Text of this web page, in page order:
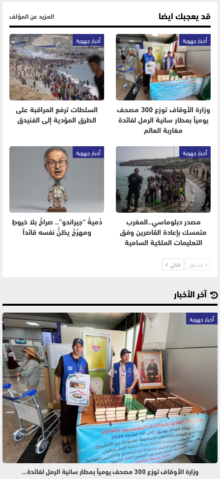
قد يعجبك ايضا المزيد عن المؤلف
أخبار جهوية
وزارة الأوقاف توزع 300 مصحف
يومياً بمطار سانية الرمل لفائدة
مغاربة العالم
أخبار جهوية
السلطات ترفع المراقبة على
الطرق المؤدية إلى الفنيدق
أخبار جهوية
مصدر دبلوماسي..المغرب
متمسك بإعادة القاصرين وفق
التعليمات الملكية السامية
أخبار جهوية
دُميةُ “جيراندو”.. صراخٌ بلا خيوطٍ
ومهرّجٌ يظنُّ نفسه قائداً
السابق التالي
آخر الأخبار
أخبار جهوية
وزارة الأوقاف توزع 300 مصحف يومياً بمطار سانية الرمل لفائدة…